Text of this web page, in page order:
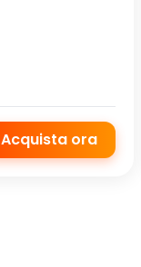
Acquista ora